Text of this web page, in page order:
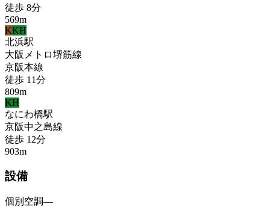
徒歩 8分
569m
KKH
北浜駅
大阪メトロ堺筋線
京阪本線
徒歩 11分
809m
KH
なにわ橋駅
京阪中之島線
徒歩 12分
903m
設備
個別空調—